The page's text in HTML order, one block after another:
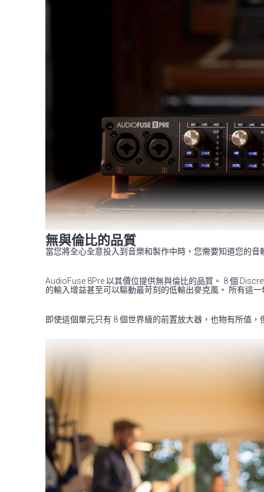
無與倫比的品質
當您將全心全意投入到音樂和製作中時，您需要知道您的音
AudioFuse 8Pre 以其價位提供無與倫比的品質。 8 個
的輸入增益甚至可以驅動最苛刻的低輸出麥克風。 所有這
即使這個單元只有 8 個世界級的前置放大器，也物有所值